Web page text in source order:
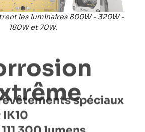
les luminaires 800W - 320W -
180W et 70W.
spéciaux
IK10